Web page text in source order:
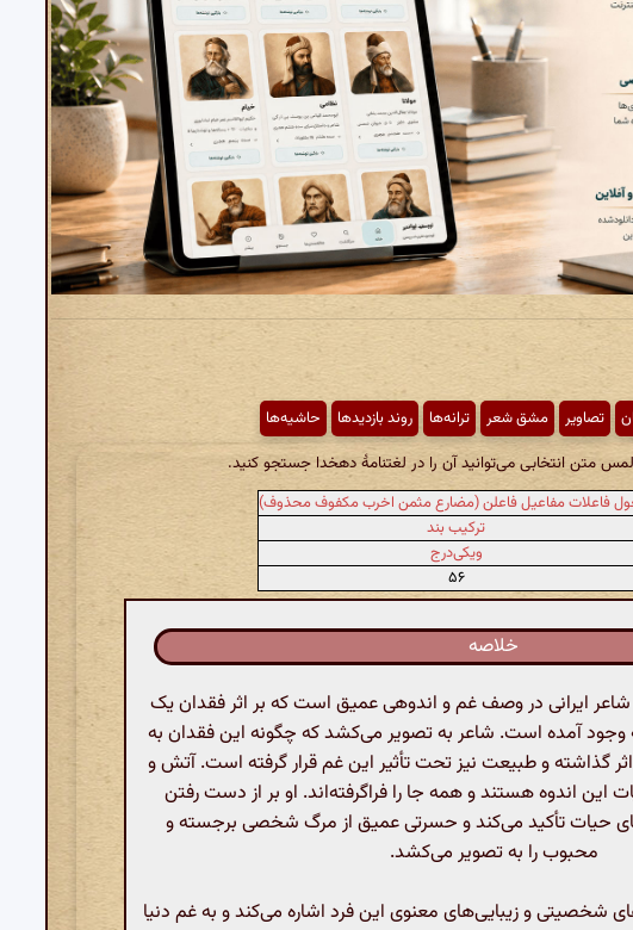
تصاویر مشق شعر ترانه‌ها روند بازدیدها حاشیه‌ها
متن انتخابی می‌توانید آن را در لغتنامهٔ دهخدا جستجو کنید.
فاعلات مفاعیل فاعلن (مضارع مثمن اخرب مکفوف محذوف)
ترکیب بند
ویکی‌درج
۵۶
خلاصه
ایرانی در وصف غم و اندوهی عمیق است که بر اثر فقدان یک
آمده است. شاعر به تصویر می‌کشد که چگونه این فقدان به
گذاشته و طبیعت نیز تحت تأثیر این غم قرار گرفته است. آتش و
این اندوه هستند و همه جا را فراگرفته‌اند. او بر از دست رفتن
حیات تأکید می‌کند و حسرتی عمیق از مرگ شخصی برجسته و
محبوب را به تصویر می‌کشد.
شخصیتی و زیبایی‌های معنوی این فرد اشاره می‌کند و به غم دنیا